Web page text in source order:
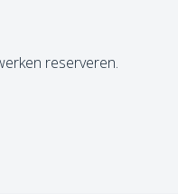
reserveren.